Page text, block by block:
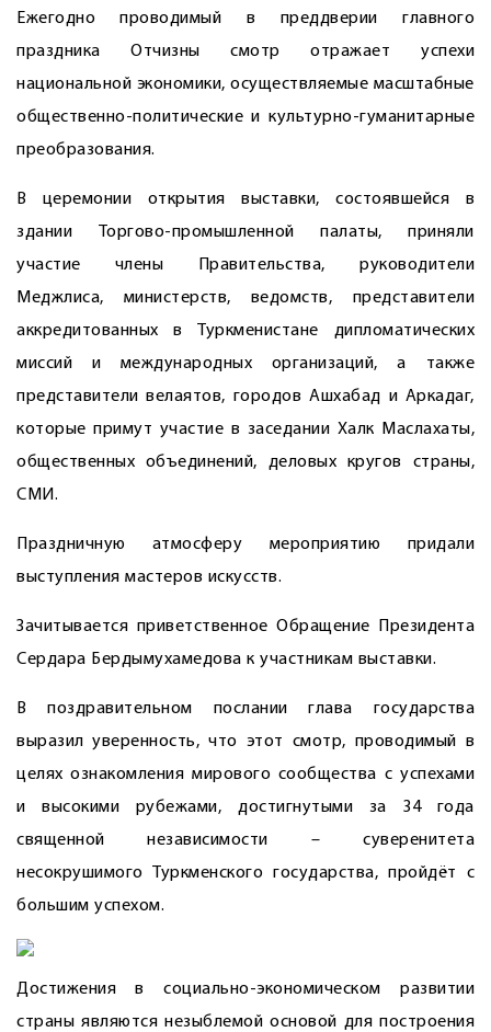
Ежегодно проводимый в преддверии главного
праздника Отчизны смотр отражает успехи
национальной экономики, осуществляемые масштабные
общественно-политические и культурно-гуманитарные
преобразования.
В церемонии открытия выставки, состоявшейся в
здании Торгово-промышленной палаты, приняли
участие члены Правительства, руководители
Меджлиса, министерств, ведомств, представители
аккредитованных в Туркменистане дипломатических
миссий и международных организаций, а также
представители велаятов, городов Ашхабад и Аркадаг,
которые примут участие в заседании Халк Маслахаты,
общественных объединений, деловых кругов страны,
СМИ.
Праздничную атмосферу мероприя­тию придали
выступления мастеров искусств.
Зачитывается приветственное Обращение Президента
Сердара Бердымухамедова к участникам выставки.
В поздравительном послании глава государства
выразил уверенность, что этот смотр, проводимый в
целях ознакомления мирового сообщества с успехами
и высокими рубежами, достигнутыми за 34 года
священной независимости – суверенитета
несокрушимого Туркменского государства, пройдёт с
большим успехом.
Достижения в социально-экономическом развитии
страны являются незыблемой основой для построения